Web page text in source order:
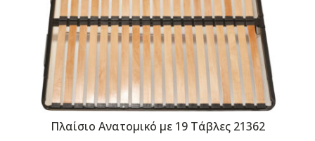
Πλαίσιο Ανατομικό με 19 Τάβλες 21362